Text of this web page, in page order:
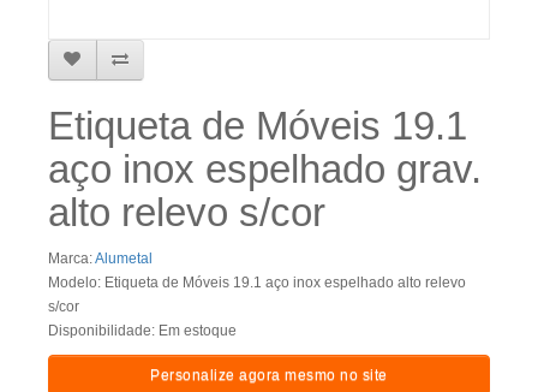
Etiqueta de Móveis 19.1
aço inox espelhado grav.
alto relevo s/cor
Marca:Alumetal
Modelo: Etiqueta de Móveis 19.1 aço inox espelhado alto relevo
s/cor
Disponibilidade: Em estoque
Personalize agora mesmo no site